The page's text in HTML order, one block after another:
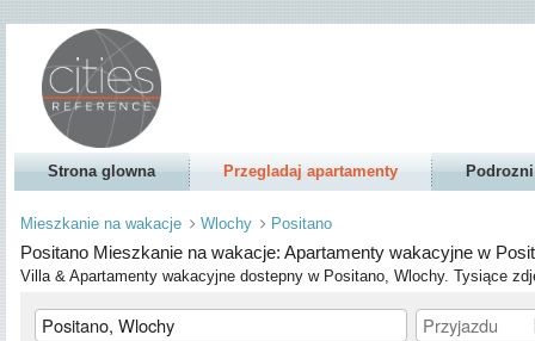
Strona glowna Przegladaj apartamenty Podrozni
Mieszkanie na wakacje Wlochy Positano
Positano Mieszkanie na wakacje: Apartamenty wakacyjne w
Villa & Apartamenty wakacyjne dostepny w Positano, Wlochy. Tysiące